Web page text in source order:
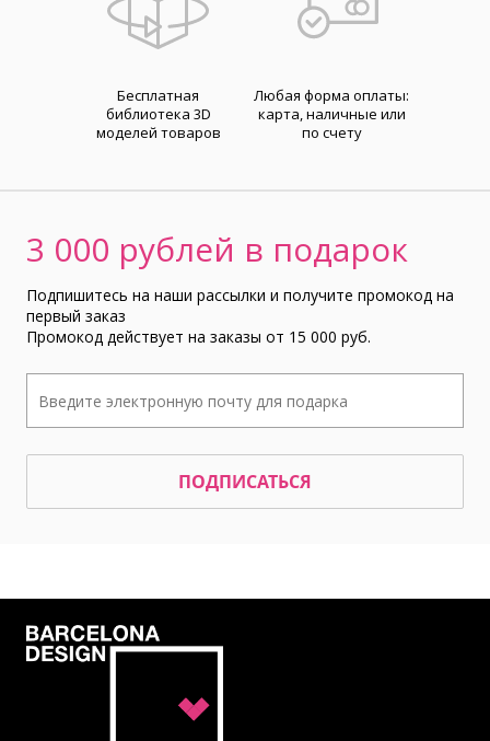
Бесплатная
библиотека 3D
моделей товаров
Любая форма оплаты:
карта, наличные или
по счету
3 000 рублей в подарок
Подпишитесь на наши рассылки и получите промокод на
первый заказ
Промокод действует на заказы от 15 000 руб.
ПОДПИСАТЬСЯ